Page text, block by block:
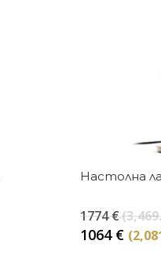
Настолна
1774€
1064 €